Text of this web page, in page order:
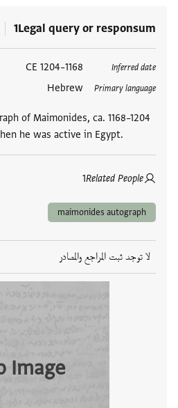
1Legal query or responsum
Inferred date
1168–1204 CE
Primary language
Hebrew
of Maimonides, ca. 1168–1204
he was active in Egypt.
Related People
1
العلامات
maimonides autograph
لا توجد ثبت المراجع والمصادر
Image